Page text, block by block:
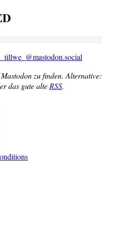
zu fin­den. Alter­na­ti­ve:
das gute alteRSS.